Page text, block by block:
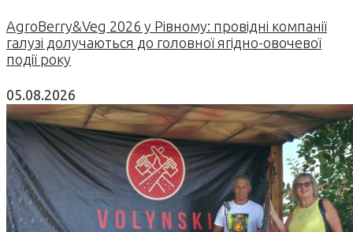
AgroBerry&Veg 2026 у Рівному: провідні компанії
галузі долучаються до головної ягідно-овочевої
події року
05.08.2026